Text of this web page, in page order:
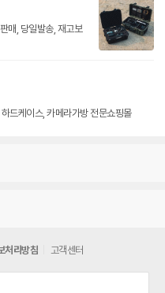
매, 당일발송, 재고보
드케이스, 카메라가방 전문쇼핑몰
처리방침 고객센터